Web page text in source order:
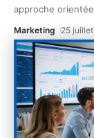
approche
Marketing 25